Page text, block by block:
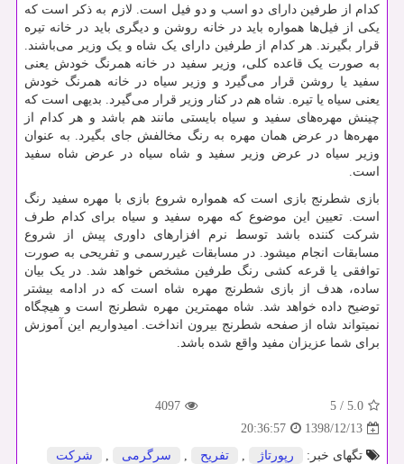
کدام از طرفین دارای دو اسب و دو فیل است. لازم به ذکر است که
یکی از فیل‌ها همواره باید در خانه روشن و دیگری باید در خانه تیره
قرار بگیرند. هر کدام از طرفین دارای یک شاه و یک وزیر می‌باشند.
به صورت یک قاعده کلی، وزیر سفید در خانه همرنگ خودش یعنی
سفید یا روشن قرار می‌گیرد و وزیر سیاه در خانه همرنگ خودش
یعنی سیاه یا تیره. شاه هم در کنار وزیر قرار می‌گیرد. بدیهی است که
چینش مهره‌های سفید و سیاه بایستی مانند هم باشد و هر کدام از
مهره‌ها در عرض همان مهره به رنگ مخالفش جای بگیرد. به عنوان
وزیر سیاه در عرض وزیر سفید و شاه سیاه در عرض شاه سفید
است.
بازی شطرنج بازی است که همواره شروع بازی با مهره سفید رنگ
است. تعیین این موضوع که مهره سفید و سیاه برای کدام طرف
شرکت کننده باشد توسط نرم افزارهای داوری پیش از شروع
مسابقات انجام میشود. در مسابقات غیررسمی و تفریحی به صورت
توافقی یا قرعه کشی رنگ طرفین مشخص خواهد شد. در یک بیان
ساده، هدف از بازی شطرنج مهره شاه است که در ادامه بیشتر
توضیح داده خواهد شد. شاه مهمترین مهره شطرنج است و هیچگاه
نمیتواند شاه از صفحه شطرنج بیرون انداخت. امیدواریم این آموزش
برای شما عزیزان مفید واقع شده باشد.
5.0
/
5
4097
1398/12/13
20:36:57
تگهای خبر:
رپورتاژ , تفریح , سرگرمی , شركت